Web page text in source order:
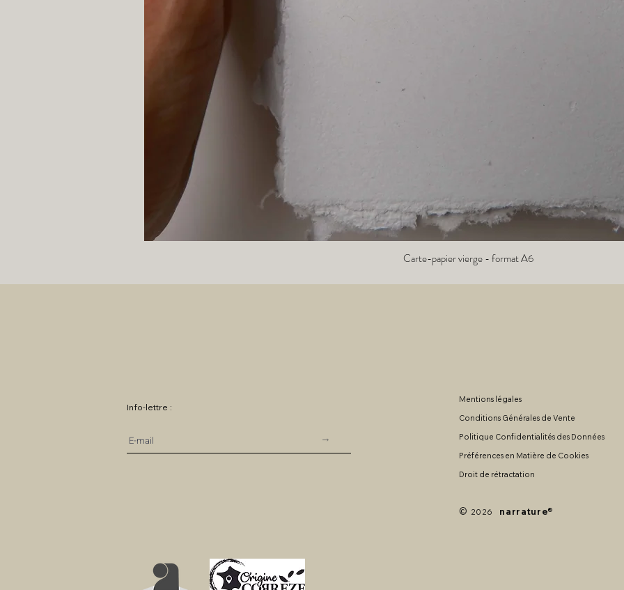
Aperçu rapide
Carte-papier vierge - format A6
Info-lettre :
→
Mentions légales
Conditions Générales de Vente
Politique Confidentialités des Données
Préférences en Matière de Cookies
Droit de rétractation
© 2026 narrature®